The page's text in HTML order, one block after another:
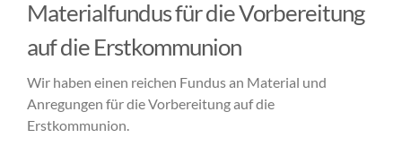
Materialfundus für die Vorbereitung
auf die Erstkommunion
Wir haben einen reichen Fundus an Material und
Anregungen für die Vorbereitung auf die
Erstkommunion.